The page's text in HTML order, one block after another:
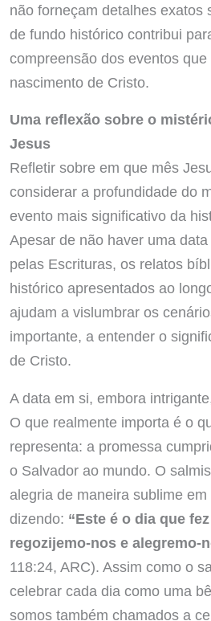
não forneçam detalhes exatos
de fundo histórico contribui
compreensão dos eventos
nascimento de Cristo.
Uma reflexão sobre o
Jesus
Refletir sobre em que mês
considerar a profundidade do
evento mais significativo da
Apesar de não haver uma
pelas Escrituras, os relatos
histórico apresentados ao
ajudam a vislumbrar os
importante, a entender o
de Cristo.
A data em si, embora
O que realmente importa é o
representa: a promessa
o Salvador ao mundo. O
alegria de maneira sublime
dizendo: “Este é o dia que
regozijemo-nos e alegremo-
118:24, ARC). Assim como o
celebrar cada dia como uma
somos também chamados a